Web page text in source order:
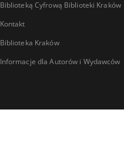
Biblioteką Cyfrową Biblioteki Kraków
Kontakt
Biblioteka Kraków
Informacje dla Autorów i Wydawców